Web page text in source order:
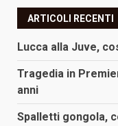
ARTICOLI RECENTI
Lucca alla Juve,
Tragedia in
anni
Spalletti gongola,